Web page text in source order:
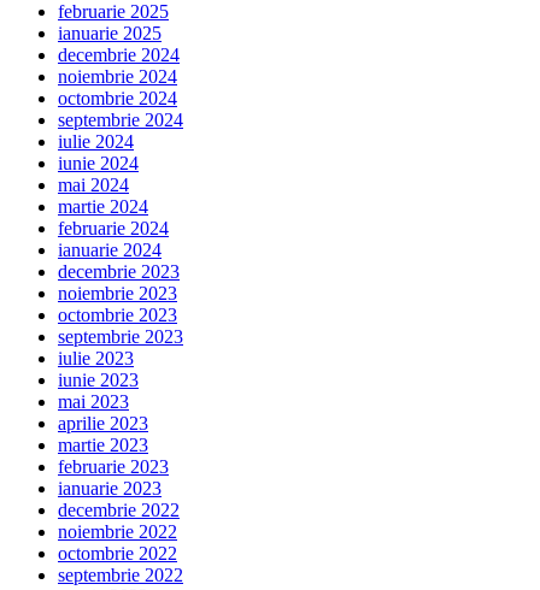
februarie 2025
ianuarie 2025
decembrie 2024
noiembrie 2024
octombrie 2024
septembrie 2024
iulie 2024
iunie 2024
mai 2024
martie 2024
februarie 2024
ianuarie 2024
decembrie 2023
noiembrie 2023
octombrie 2023
septembrie 2023
iulie 2023
iunie 2023
mai 2023
aprilie 2023
martie 2023
februarie 2023
ianuarie 2023
decembrie 2022
noiembrie 2022
octombrie 2022
septembrie 2022